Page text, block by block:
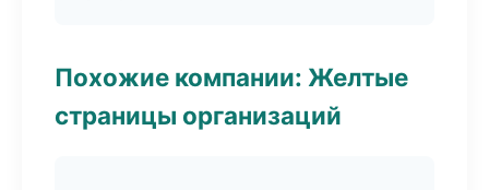
Похожие компании: Желтые
страницы организаций